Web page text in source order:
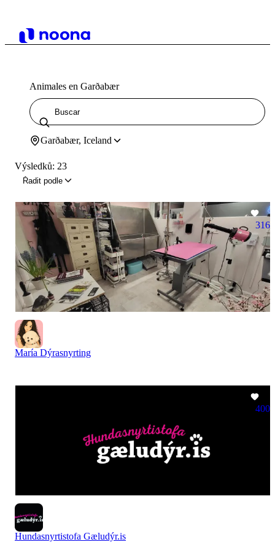
Animales en Garðabær
Garðabær, Iceland
Výsledků: 23
Řadit podle
316
María Dýrasnyrting
400
Hundasnyrtistofa Gæludýr.is